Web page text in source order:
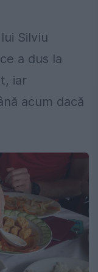
Silviu
a dus la
iar
acum dacă